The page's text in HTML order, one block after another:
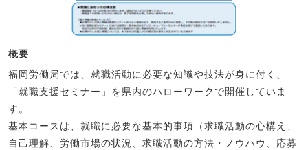
概要
福岡労働局では、就職活動に必要な知識や技法が身に付く、
「就職支援セミナー」を県内のハローワークで開催していま
す。
基本コースは、就職に必要な基本的事項（求職活動の心構え、
自己理解、労働市場の状況、求職活動の方法・ノウハウ、応募